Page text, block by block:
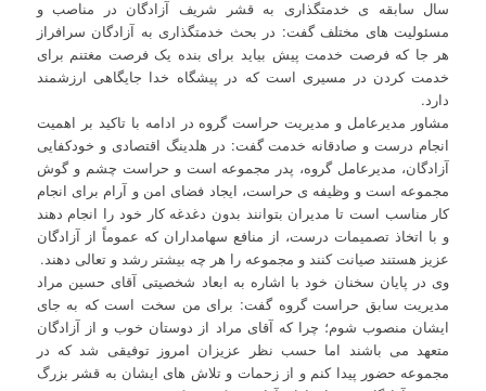
سال سابقه ی خدمتگذاری به قشر شریف آزادگان در مناصب و
مسئولیت های مختلف گفت: در بحث خدمتگذاری به آزادگان سرافراز
هر جا که فرصت خدمت پیش بیاید برای بنده یک فرصت مغتنم برای
خدمت کردن در مسیری است که در پیشگاه خدا جایگاهی ارزشمند
دارد.
مشاور مدیرعامل و مدیریت حراست گروه در ادامه با تاکید بر اهمیت
انجام درست و صادقانه خدمت گفت: در هلدینگ اقتصادی و خودکفایی
آزادگان، مدیرعامل گروه، پدر مجموعه است و حراست چشم و گوش
مجموعه است و وظیفه ی حراست، ایجاد فضای امن و آرام برای انجام
کار مناسب است تا مدیران بتوانند بدون دغدغه کار خود را انجام دهند
و با اتخاذ تصمیمات درست، از منافع سهامداران که عموماً از آزادگان
عزیز هستند صیانت کنند و مجموعه را هر چه بیشتر رشد و تعالی دهند.
وی در پایان سخنان خود با اشاره به ابعاد شخصیتی آقای حسین مراد
مدیریت سابق حراست گروه گفت: برای من سخت است که به جای
ایشان منصوب شوم؛ چرا که آقای مراد از دوستان خوب و از آزادگان
متعهد می باشند اما حسب نظر عزیزان امروز توفیقی شد که در
مجموعه حضور پیدا کنم و از زحمات و تلاش های ایشان به قشر بزرگ